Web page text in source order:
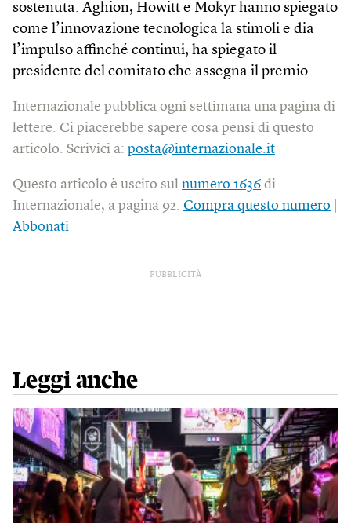
sostenuta. Aghion, Howitt e Mokyr hanno spiegato
come l’innovazione tecnologica la stimoli e dia
l’impulso affinché continui, ha spiegato il
presidente del comitato che assegna il premio.
Internazionale pubblica ogni settimana una pagina di
lettere. Ci piacerebbe sapere cosa pensi di questo
articolo. Scrivici a: posta@internazionale.it
Questo articolo è uscito sul numero 1636 di
Internazionale, a pagina 92. Compra questo numero
Abbonati
PUBBLICITÀ
Leggi anche